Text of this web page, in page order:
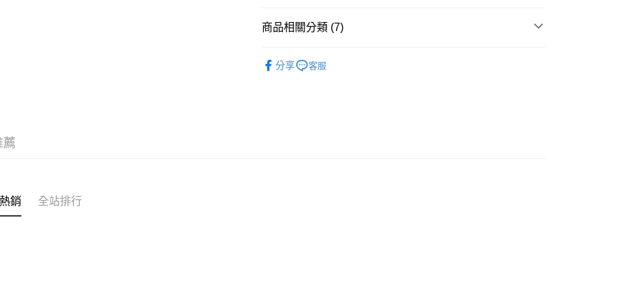
商品相關分類 (7)
分享 客服
薦
銷 全站排行